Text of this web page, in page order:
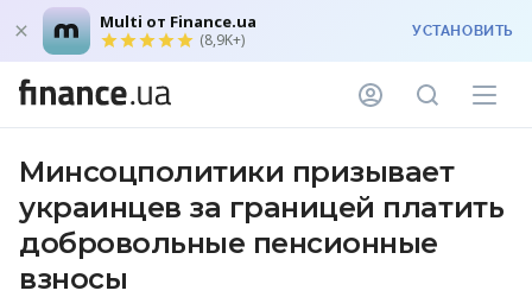
Multi от Finance.ua
(8,9K+) УСТАНОВИТЬ
Минсоцполитики призывает
украинцев за границей платить
добровольные пенсионные
взносы